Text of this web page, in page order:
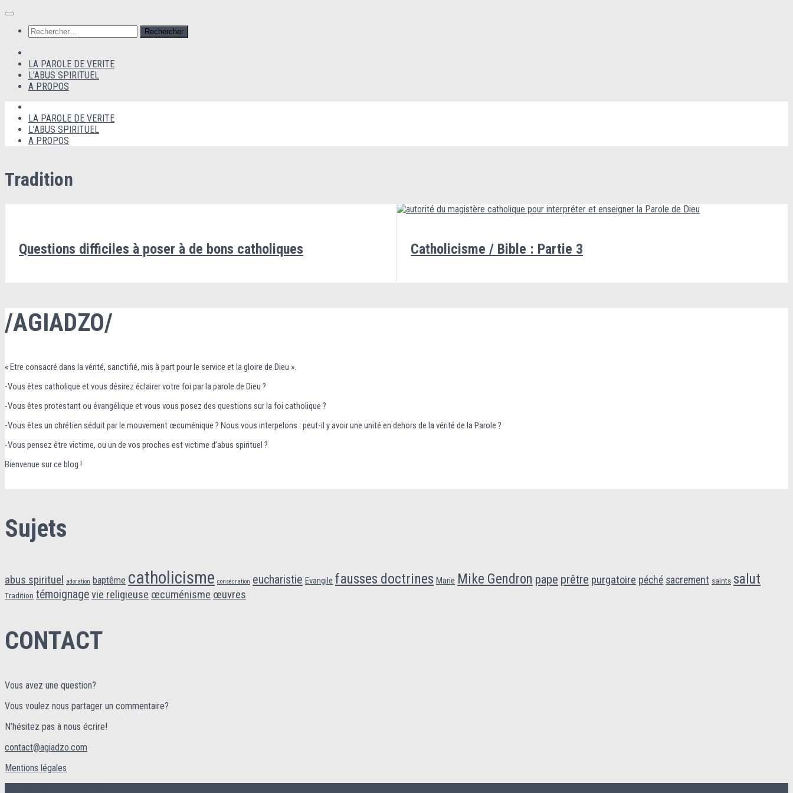
Au
Rechercher :
LA PAROLE DE VERITE
L’ABUS SPIRITUEL
A PROPOS
LA PAROLE DE VERITE
L’ABUS SPIRITUEL
A PROPOS
Tradition
Questions difficiles à poser à de bons catholiques Catholicisme / Bible : Partie 3
/AGIADZO/
« Etre consacré dans la vérité, sanctifié, mis à part pour le service et la gloire de Dieu ».
-Vous êtes catholique et vous désirez éclairer votre foi par la parole de Dieu ?
-Vous êtes protestant ou évangélique et vous vous posez des questions sur la foi catholique ?
-Vous êtes un chrétien séduit par le mouvement œcuménique ? Nous vous interpelons : peut-il y avoir une unité en dehors de la vérité de la Parole ?
-Vous pensez être victime, ou un de vos proches est victime d’abus spirituel ?
Bienvenue sur ce blog !
Sujets
abus spirituel adoration baptême catholicisme consécration eucharistie Evangile fausses doctrines Marie Mike Gendron pape prêtre purgatoire péché sacrement saints salut
Tradition témoignagevie religieuse œcuménisme œuvres
CONTACT
Vous avez une question?
Vous voulez nous partager un commentaire?
N’hésitez pas à nous écrire!
contact@agiadzo.com
Mentions légales